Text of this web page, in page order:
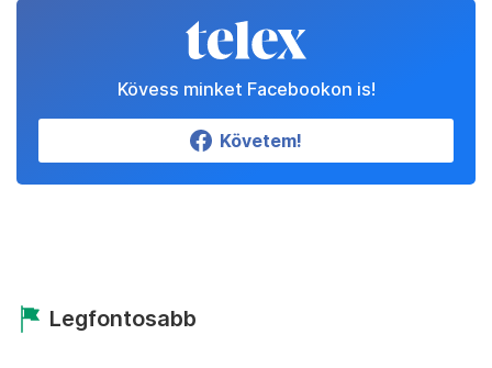
Kövess minket Facebookon is!
Követem!
Legfontosabb